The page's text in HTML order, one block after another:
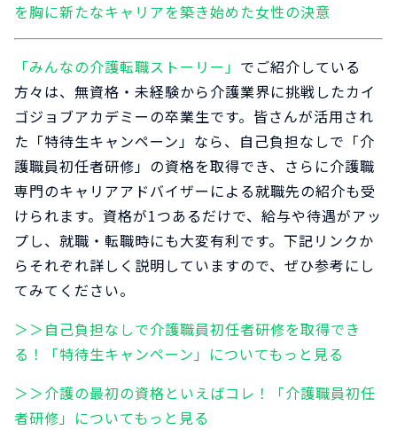
を胸に新たなキャリアを築き始めた女性の決意
「みんなの介護転職ストーリー」 でご紹介している
方々は、無資格・未経験から介護業界に挑戦したカイ
ゴジョブアカデミーの卒業生です。皆さんが活用され
た「特待生キャンペーン」なら、自己負担なしで「介
護職員初任者研修」の資格を取得でき、さらに介護職
専門のキャリアアドバイザーによる就職先の紹介も受
けられます。資格が1つあるだけで、給与や待遇がアッ
プし、就職・転職時にも大変有利です。下記リンクか
らそれぞれ詳しく説明していますので、ぜひ参考にし
てみてください。
＞＞自己負担なしで介護職員初任者研修を取得でき
る！「特待生キャンペーン」についてもっと見る
＞＞介護の最初の資格といえばコレ！「介護職員初任
者研修」についてもっと見る